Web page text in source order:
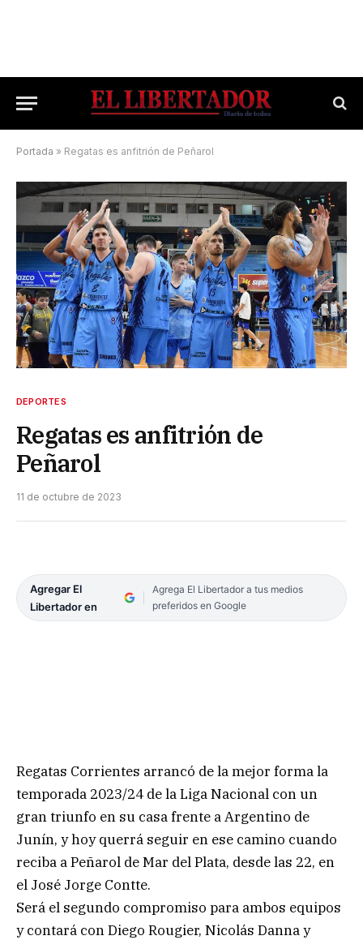
Portada » Regatas es anfitrión de Peñarol
DEPORTES
Regatas es anfitrión de
Peñarol
11 de octubre de 2023
Agregar El
Libertador en
Agrega El Libertador a tus medios
preferidos en Google
Regatas Corrientes arrancó de la mejor forma la
temporada 2023/24 de la Liga Nacional con un
gran triunfo en su casa frente a Argentino de
Junín, y hoy querrá seguir en ese camino cuando
reciba a Peñarol de Mar del Plata, desde las 22, en
el José Jorge Contte.
Será el segundo compromiso para ambos equipos
y contará con Diego Rougier, Nicolás Danna y